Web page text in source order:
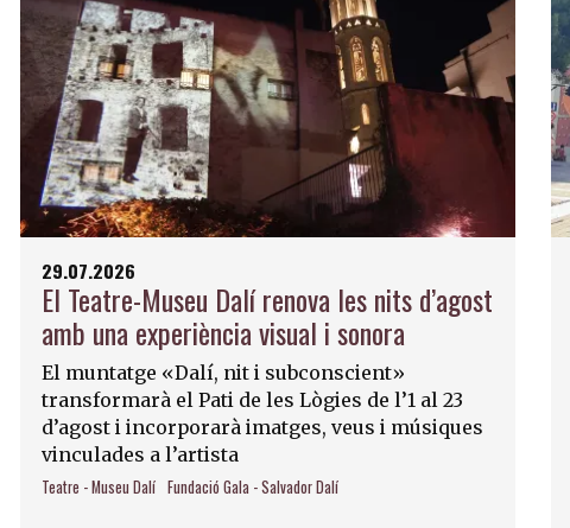
29.07.2026
El Teatre-Museu Dalí renova les nits d’agost
amb una experiència visual i sonora
El muntatge «Dalí, nit i subconscient»
transformarà el Pati de les Lògies de l’1 al 23
d’agost i incorporarà imatges, veus i músiques
vinculades a l’artista
Teatre - Museu Dalí Fundació Gala - Salvador Dalí